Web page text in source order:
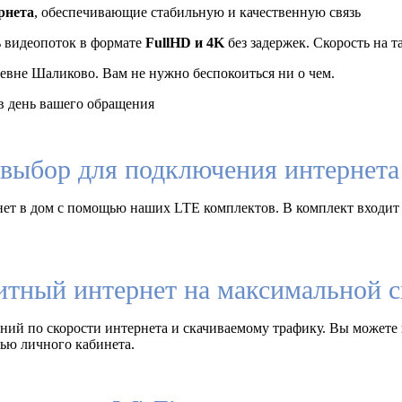
, обеспечивающие стабильную и качественную связь
видеопоток в формате FullHD и 4K без задержек. Скорость на
Шаликово. Вам не нужно беспокоиться ни о чем.
вашего обращения
для подключения интернета
в дом с помощью наших LTE комплектов. В комплект
интернет на максимальной
по скорости интернета и скачиваемому трафику. Вы
личного кабинета.